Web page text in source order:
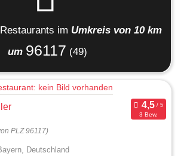
Restaurants im Umkreis von 10 km
um 96117 (49)
3 Bew.
PLZ 96117)
Deutschland